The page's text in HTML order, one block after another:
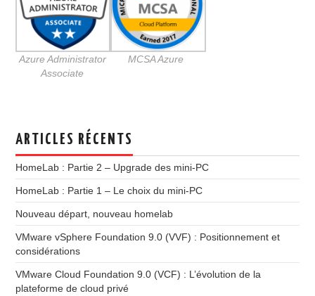
Azure Administrator
Associate
MCSA Azure
ARTICLES RÉCENTS
HomeLab : Partie 2 – Upgrade des mini-PC
HomeLab : Partie 1 – Le choix du mini-PC
Nouveau départ, nouveau homelab
VMware vSphere Foundation 9.0 (VVF) : Positionnement et
considérations
VMware Cloud Foundation 9.0 (VCF) : L’évolution de la
plateforme de cloud privé